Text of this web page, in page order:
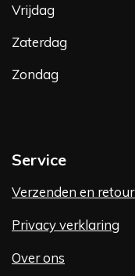
Vrijdag
Zaterdag
Zondag
Service
Verzenden en
Privacy verklaring
Over ons